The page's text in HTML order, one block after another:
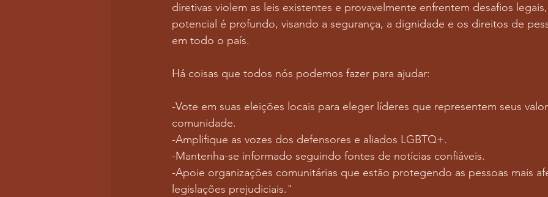
diretivas violem as leis existentes e provavelmente enfrentem desafios
potencial é profundo, visando a segurança, a dignidade e os direitos de
em todo o país.
Há coisas que todos nós podemos fazer para ajudar:
-Vote em suas eleições locais para eleger líderes que representem seus
comunidade.
-Amplifique as vozes dos defensores e aliados LGBTQ+.
-Mantenha-se informado seguindo fontes de notícias confiáveis.
-Apoie organizações comunitárias que estão protegendo as pessoas mais
legislações prejudiciais."